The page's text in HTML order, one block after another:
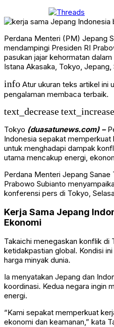
Perdana Menteri (PM) Jepang
mendampingi Presiden RI
pasukan jajar kehormatan
Istana Akasaka, Tokyo,
info Atur ukuran teks artikel ini
pengalaman membaca terbaik.
text_decreasetext_increase
Tokyo (duasatunews.com) –
Indonesia sepakat
untuk menghadapi dampak
utama mencakup energi,
Perdana Menteri Jepang Sanae
Prabowo Subianto
konferensi pers di Tokyo,
Kerja Sama Jepang
Ekonomi
Takaichi menegaskan konflik di
ketidakpastian global. Kondisi
harga minyak dunia.
Ia menyatakan Jepang dan
koordinasi. Kedua negara ingin
energi.
“Kami sepakat memperkuat
ekonomi dan keamanan,” kata